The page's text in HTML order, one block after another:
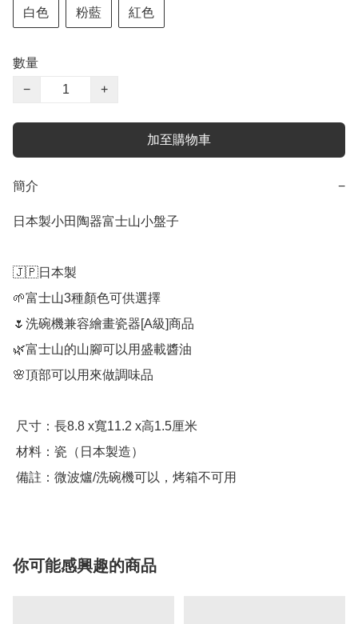
白色 粉藍 紅色
數量
−
+
加至購物車
簡介 −
日本製小田陶器富士山小盤子
🇯🇵日本製
🌱富士山3種顏色可供選擇
🌷洗碗機兼容繪畫瓷器[A級]商品
🌿富士山的山腳可以用盛載醬油
🌸頂部可以用來做調味品
你可能感興趣的商品